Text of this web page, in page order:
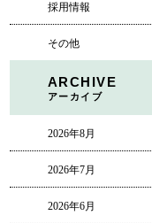
採用情報
その他
ARCHIVE
アーカイブ
2026年8月
2026年7月
2026年6月